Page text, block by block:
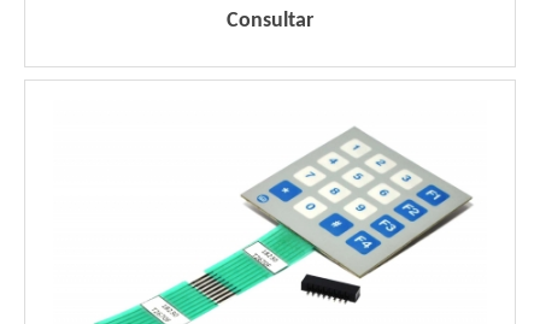
Consultar